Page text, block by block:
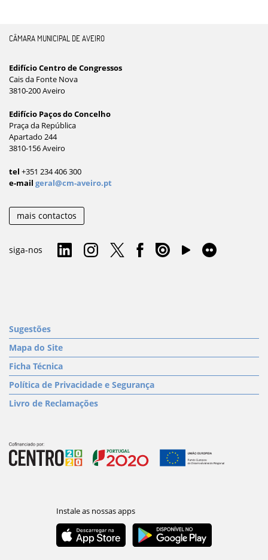
CÂMARA MUNICIPAL DE AVEIRO
Edifício Centro de Congressos
Cais da Fonte Nova
3810-200 Aveiro
Edifício Paços do Concelho
Praça da República
Apartado 244
3810-156 Aveiro
tel +351 234 406 300
e-mail geral@cm-aveiro.pt
mais contactos
siga-nos
Sugestões
Mapa do Site
Ficha Técnica
Política de Privacidade e Segurança
Livro de Reclamações